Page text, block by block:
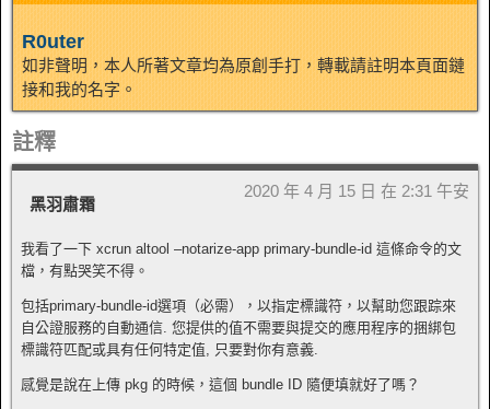
R0uter
如非聲明，本人所著文章均為原創手打，轉載請註明本頁面鏈
接和我的名字。
註釋
黑羽肅霜
2020 年 4 月 15 日 在 2:31 午安
我看了一下 xcrun altool –notarize-app primary-bundle-id 這條命令的文
檔，有點哭笑不得。
包括primary-bundle-id選項（必需），以指定標識符，以幫助您跟踪來
自公證服務的自動通信. 您提供的值不需要與提交的應用程序的捆綁包
標識符匹配或具有任何特定值, 只要對你有意義.
感覺是說在上傳 pkg 的時候，這個 bundle ID 隨便填就好了嗎？